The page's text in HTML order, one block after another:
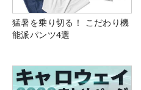
猛暑を乗り切る！ こだわり機
能派パンツ4選